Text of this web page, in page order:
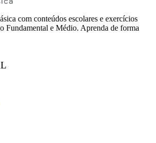
com conteúdos escolares e exercícios
Fundamental e Médio. Aprenda de forma